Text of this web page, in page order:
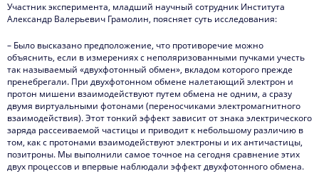
Участник эксперимента, младший научный сотрудник Института
Александр Валерьевич Грамолин, поясняет суть исследования:
– Было высказано предположение, что противоречие можно
объяснить, если в измерениях с неполяризованными пучками учесть
так называемый «двухфотонный обмен», вкладом которого прежде
пренебрегали. При двухфотонном обмене налетающий электрон и
протон мишени взаимодействуют путем обмена не одним, а сразу
двумя виртуальными фотонами (переносчиками электромагнитного
взаимодействия). Этот тонкий эффект зависит от знака электрического
заряда рассеиваемой частицы и приводит к небольшому различию в
том, как с протонами взаимодействуют электроны и их античастицы,
позитроны. Мы выполнили самое точное на сегодня сравнение этих
двух процессов и впервые наблюдали эффект двухфотонного обмена.